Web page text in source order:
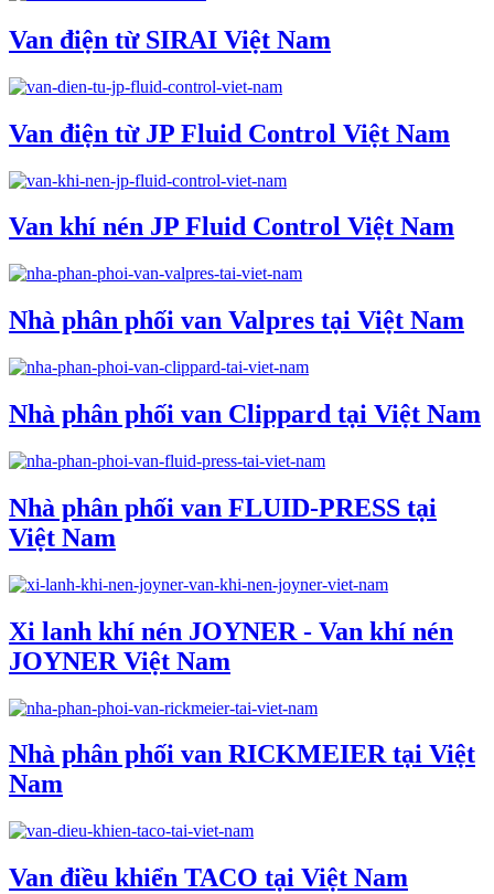
Van điện từ SIRAI Việt Nam
Van điện từ JP Fluid Control Việt Nam
Van khí nén JP Fluid Control Việt Nam
Nhà phân phối van Valpres tại Việt Nam
Nhà phân phối van Clippard tại Việt Nam
Nhà phân phối van FLUID-PRESS tại
Việt Nam
Xi lanh khí nén JOYNER - Van khí nén
JOYNER Việt Nam
Nhà phân phối van RICKMEIER tại Việt
Nam
Van điều khiển TACO tại Việt Nam